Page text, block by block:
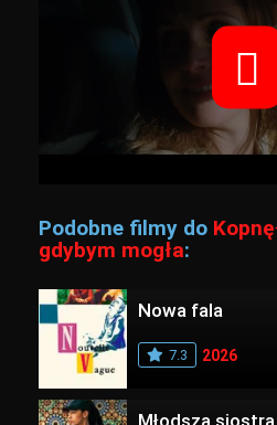
Podobne filmy do
gdybym mogła:
Nowa fala
7.3 2026